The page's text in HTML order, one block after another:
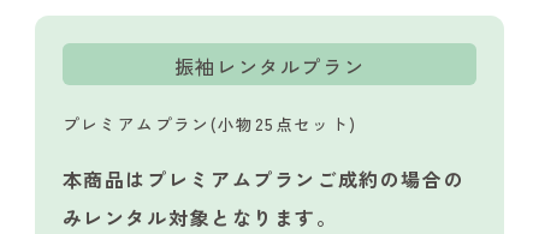
振袖レンタルプラン
プレミアムプラン(小物25点セット)
本商品はプレミアムプランご成約の場合の
み レンタル対象となります。